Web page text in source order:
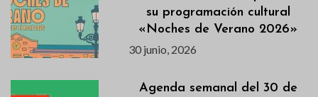
su programación cultural
«Noches de Verano 2026»
30 junio, 2026
Agenda semanal del 30 de